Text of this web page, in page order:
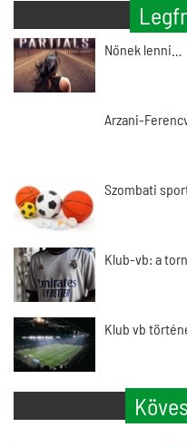
Nőnek lenni…
Arzani-
Szombati
Klub-vb: a
Klub vb